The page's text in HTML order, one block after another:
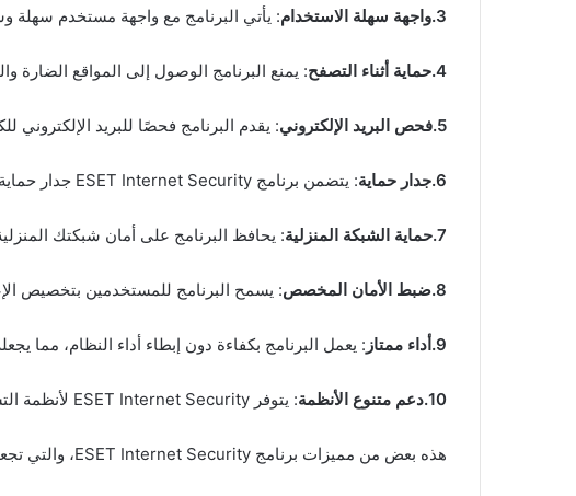
3.واجهة سهلة الاستخدام : يأتي البرنامج مع واجهة مستخدم سهلة
4.حماية أثناء التصفح : يمنع البرنامج الوصول إلى المواقع الضارة
5.فحص البريد الإلكتروني : يقدم البرنامج فحصًا للبريد الإلكتروني
6.جدار حماية : يتضمن برنامج ESET Internet Security جدار حماية لمنع محاولات الاختراق والهجمات الشبكية.
7.حماية الشبكة المنزلية : يحافظ البرنامج على أمان شبكتك
8.ضبط الأمان المخصص : يسمح البرنامج للمستخدمين بتخصيص
9.أداء ممتاز : يعمل البرنامج بكفاءة دون إبطاء أداء النظام، مما
10.دعم متنوع الأنظمة : يتوفر ESET Internet Security لأنظمة التشغيل Windows و macOS و Android، مما يجعله حلاً متنوع الأنظمة لمختلف الأجهزة.
هذه بعض من مميزات برنامج ESET Internet Security، والتي تجعله خيارًا جذابًا للحفاظ على أمان أجهزة Computer والبيانات الشخصية على الإنترنت.